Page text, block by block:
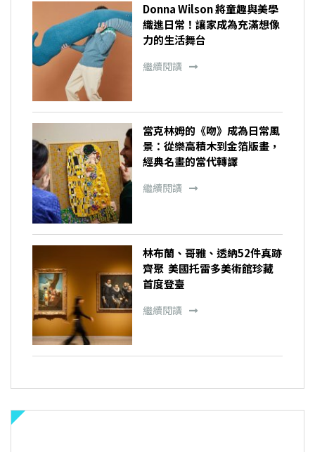
Donna Wilson 將童趣與美學
織進日常！讓家成為充滿想像
力的生活舞台
繼續閱讀
當克林姆的《吻》成為日常風
景：從樂高積木到金箔版畫，
經典名畫的當代轉譯
繼續閱讀
林布蘭、哥雅、透納52件真跡
齊聚 美國托雷多美術館珍藏
首度登臺
繼續閱讀